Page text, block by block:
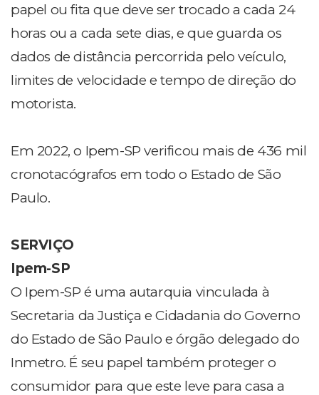
papel ou fita que deve ser trocado a cada 24
horas ou a cada sete dias, e que guarda os
dados de distância percorrida pelo veículo,
limites de velocidade e tempo de direção do
motorista.
Em 2022, o Ipem-SP verificou mais de 436 mil
cronotacógrafos em todo o Estado de São
Paulo.
SERVIÇO
Ipem-SP
O Ipem-SP é uma autarquia vinculada à
Secretaria da Justiça e Cidadania do Governo
do Estado de São Paulo e órgão delegado do
Inmetro. É seu papel também proteger o
consumidor para que este leve para casa a